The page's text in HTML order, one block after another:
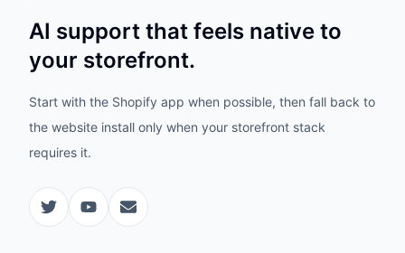
AI support that feels native to
your storefront.
Start with the Shopify app when possible, then fall back to
the website install only when your storefront stack
requires it.